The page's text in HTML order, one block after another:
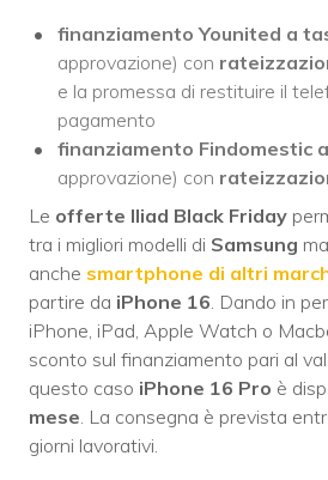
finanziamento Younited a
approvazione) con
e la promessa di restituire il
pagamento
finanziamento Findomestic
approvazione) con
Le offerte Iliad Black Friday
tra i migliori modelli di Samsung
anche smartphone di altri
partire da iPhone 16. Dando in
iPhone, iPad, Apple Watch o
sconto sul finanziamento pari al
questo caso iPhone 16 Pro è
mese. La consegna è prevista
giorni lavorativi.